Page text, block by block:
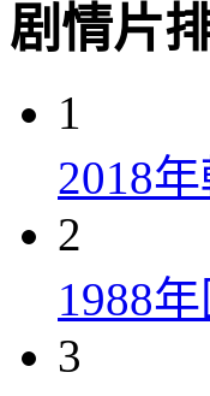
剧情片
1
2018
2
1988
3